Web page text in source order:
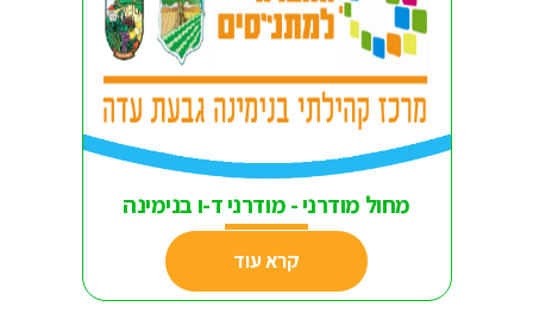
מחול מודרני - מודרני ד-ו בנימינה
קרא עוד